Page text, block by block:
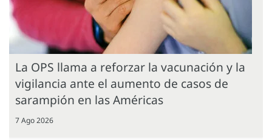
La OPS llama a reforzar la vacunación y la
vigilancia ante el aumento de casos de
sarampión en las Américas
7 Ago 2026